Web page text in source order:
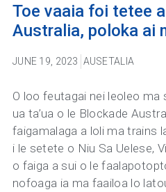
Toe vaaia foi tetee
Australia, poloka ai
JUNE 19, 2023 AUSETALIA
O loo feutagai nei leoleo
ua ta’ua o le Blockade
faigamalaga a loli ma trains
i le setete o Niu Sa Uelese,
o faiga a sui o le
nofoaga ia ma faailoa lo